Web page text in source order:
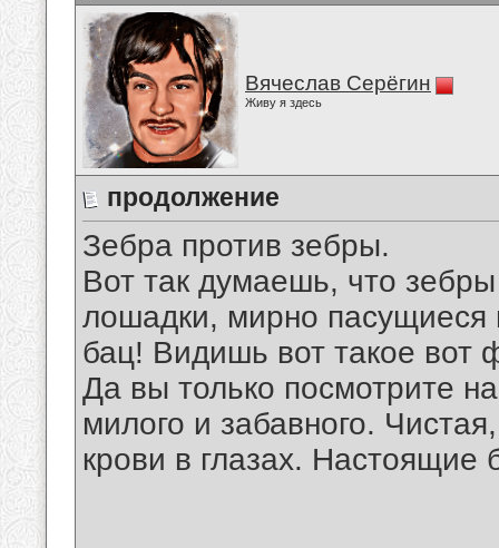
Вячеслав Серёгин
Живу я здесь
продолжение
Зебра против зебры.
Вот так думаешь, что
лошадки, мирно пасущиеся
бац! Видишь вот такое вот
Да вы только посмотрите
милого и забавного.
крови в глазах. Настоящие